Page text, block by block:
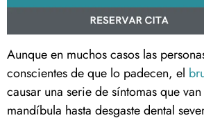
Aunque en muchos casos las
conscientes de que lo padecen, el
causar una serie de síntomas que
mandíbula hasta desgaste dental